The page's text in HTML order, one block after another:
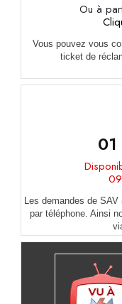
Ou à
Vous pouvez vous
ticket de
Les demandes de
par téléphone. Ainsi